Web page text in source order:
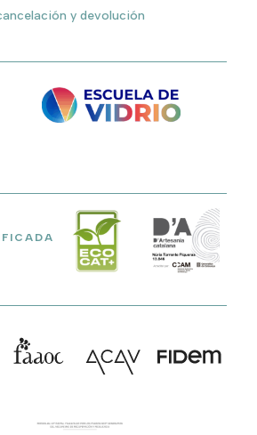
y devolución